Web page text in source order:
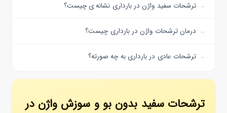
ترشحات سفید واژن در بارداری نشانه ی چیست؟
درمان ترشحات واژن در بارداری چیست؟
ترشحات عادی در بارداری به چه صورته؟
ترشحات سفید بدون بو و سوزش واژن در